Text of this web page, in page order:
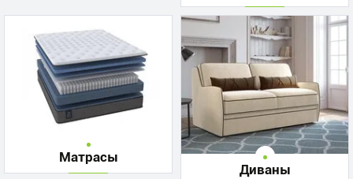
Матрасы
Диваны